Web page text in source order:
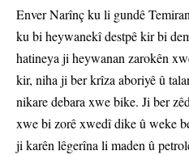
Enver Narînç ku li gundê
ku bi heywanekî destpê kir bi
hatineya ji heywanan zarokên
kir, niha ji ber krîza aboriyê û
nikare debara xwe bike. Ji ber
xwe bi zorê xwedî dike û weke
ji karên lêgerîna li maden û